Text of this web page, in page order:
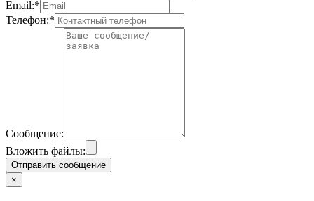
Email:*
Телефон:*
Сообщение:
Вложить файлы:
Отправить сообщение
×